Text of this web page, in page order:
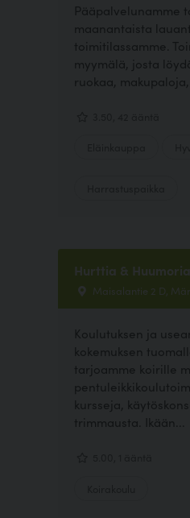
Pääpalvelunamme
maanantaista
toimitilassamme.
myymälä, josta
ruokaa, makupaloja,
Hurttia & Huumoria
Maisalantie 2 D,
Koulutuksen ja
kokemuksen
tarjoamme koirille
kursseja,
trimmausta. Ikään...